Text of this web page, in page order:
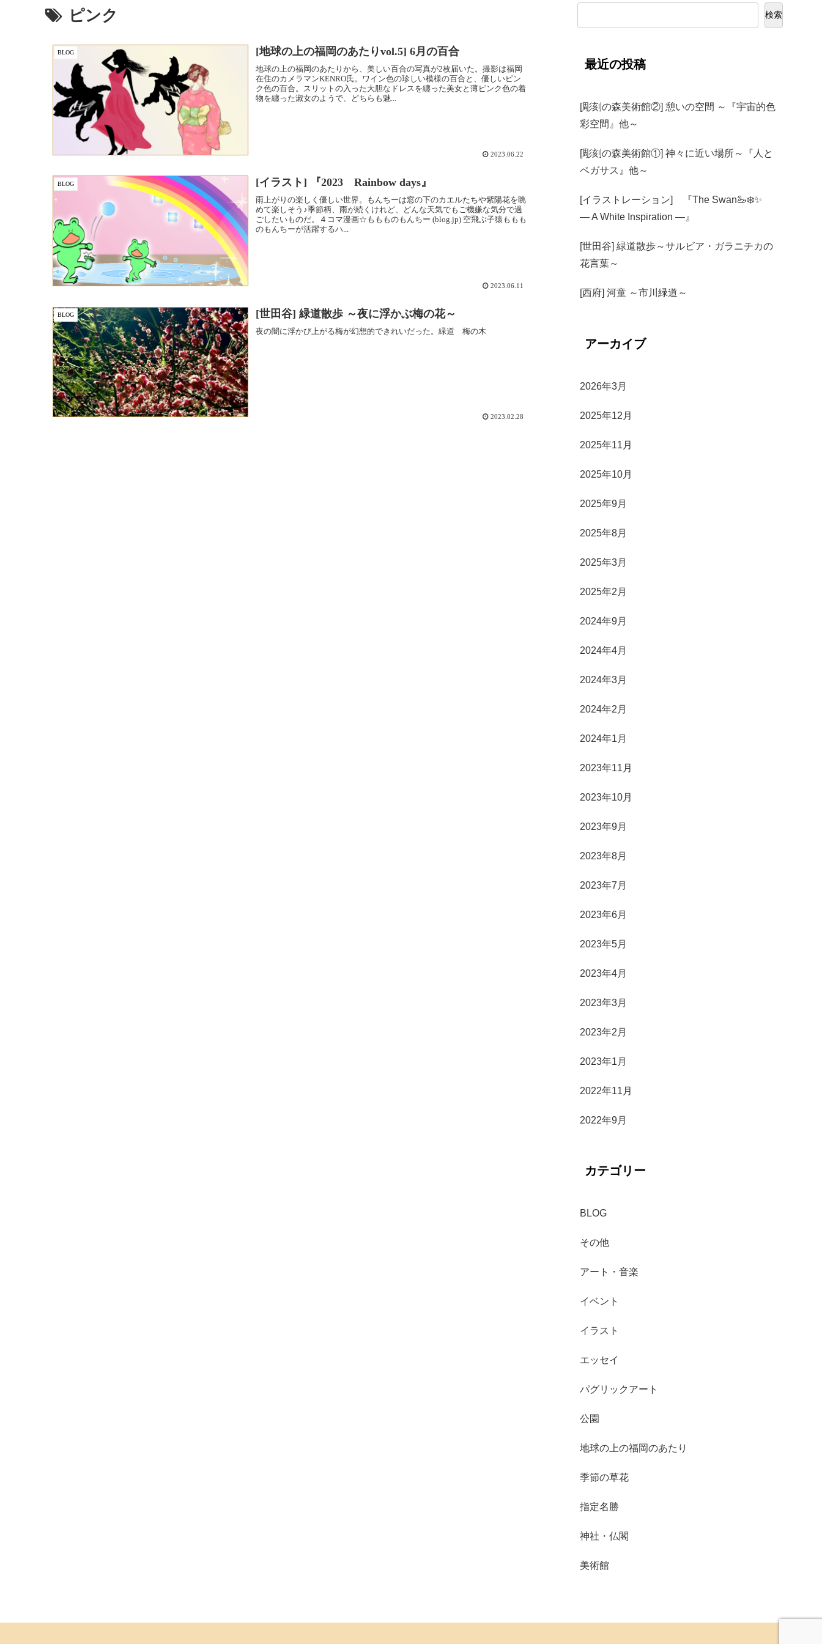
ピンク
BLOG [地球の上の福岡のあたりvol.5] 6月の百合
地球の上の福岡のあたりから、美しい百合の写真が2枚届いた。撮影は福岡
在住のカメラマンKENRO氏。ワイン色の珍しい模様の百合と、優しいピン
ク色の百合。スリットの入った大胆なドレスを纏った美女と薄ピンク色の着
物を纏った淑女のようで、どちらも魅...
2023.06.22
BLOG [イラスト] 『2023 Rainbow days』
雨上がりの楽しく優しい世界。もんちーは窓の下のカエルたちや紫陽花を眺
めて楽しそう♪季節柄、雨が続くけれど、どんな天気でもご機嫌な気分で過
ごしたいものだ。４コマ漫画☆ももものもんちー (blog.jp) 空飛ぶ子猿ももも
のもんちーが活躍するハ...
2023.06.11
BLOG [世田谷] 緑道散歩 ～夜に浮かぶ梅の花～
夜の闇に浮かび上がる梅が幻想的できれいだった。緑道 梅の木
2023.02.28
検索
最近の投稿
[彫刻の森美術館②] 憩いの空間 ～『宇宙的色
彩空間』他～
[彫刻の森美術館①] 神々に近い場所～『人と
ペガサス』他～
[イラストレーション] 『The Swan🦢❄️✨
— A White Inspiration —』
[世田谷] 緑道散歩～サルビア・ガラニチカの
花言葉～
[西府] 河童 ～市川緑道～
アーカイブ
2026年3月
2025年12月
2025年11月
2025年10月
2025年9月
2025年8月
2025年3月
2025年2月
2024年9月
2024年4月
2024年3月
2024年2月
2024年1月
2023年11月
2023年10月
2023年9月
2023年8月
2023年7月
2023年6月
2023年5月
2023年4月
2023年3月
2023年2月
2023年1月
2022年11月
2022年9月
カテゴリー
BLOG
その他
アート・音楽
イベント
イラスト
エッセイ
パグリックアート
公園
地球の上の福岡のあたり
季節の草花
指定名勝
神社・仏閣
美術館